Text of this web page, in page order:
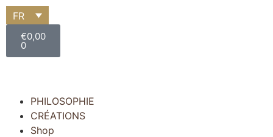
FR
€0,00
0
PHILOSOPHIE
CRÉATIONS
Shop